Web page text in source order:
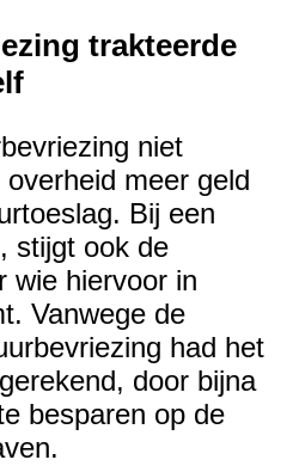
trakteerde
niet
meer geld
Bij een
stijgt ook de
wie hiervoor in
Vanwege de
had het
door bijna
besparen op de